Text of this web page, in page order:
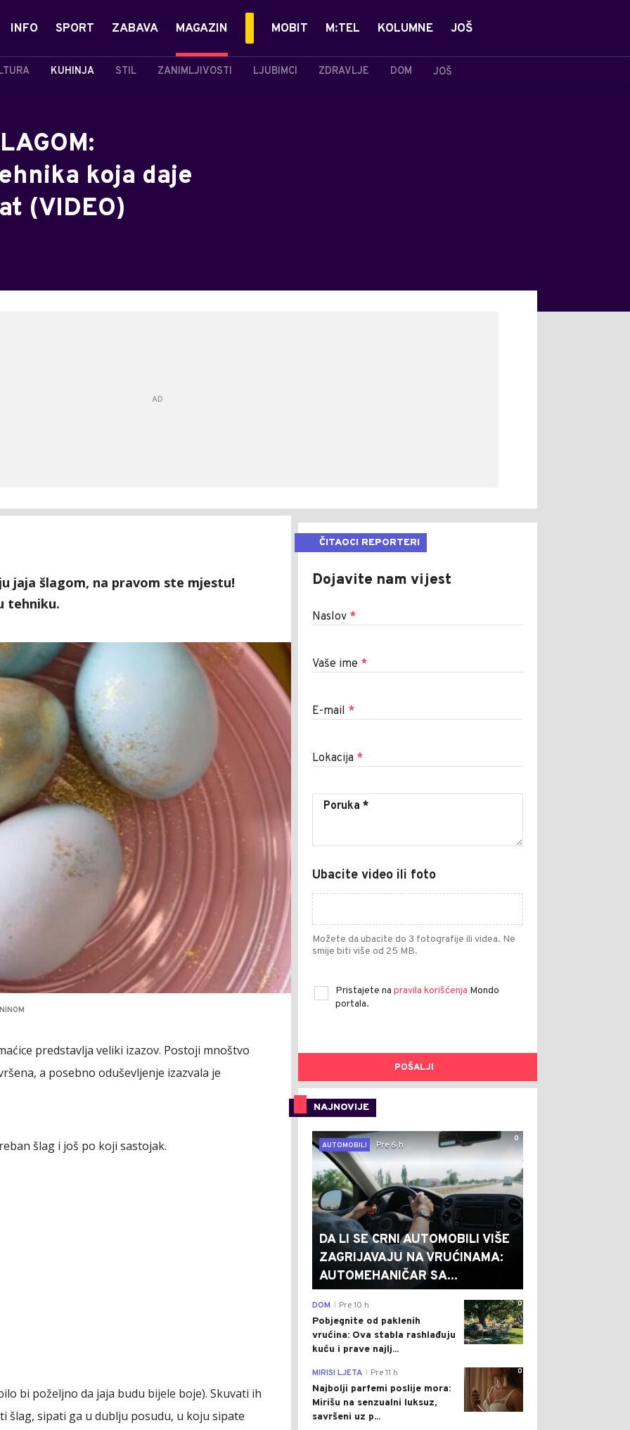
INFO SPORT ZABAVA MAGAZIN
KUHINJA STIL ZANIMLJIVOSTI LJUBIMCI ZDRAVLJE DOM JOŠ
MOBIT M:TEL KOLUMNE JOŠ
koja daje
(VIDEO)
jaja šlagom, na pravom ste mjestu!
tehniku.
predstavlja veliki izazov. Postoji mnoštvo
a posebno oduševljenje izazvala je
šlag i još po koji sastojak.
bi poželjno da jaja budu bijele boje). Skuvati ih
šlag, sipati ga u dublju posudu, u koju sipate
ČITAOCI REPORTERI
Dojavite nam vijest
Naslov *
Vaše ime *
E-mail *
Lokacija *
Ubacite video ili foto
Možete da ubacite do 3 fotografije ili videa. Ne
smije biti više od 25 MB.
Pristajete na pravila korišćenja Mondo
portala.
POŠALJI
NAJNOVIJE
0
AUTOMOBILI
Pre 6 h
DA LI SE CRNI AUTOMOBILI VIŠE
ZAGRIJAVAJU NA VRUĆINAMA:
AUTOMEHANIČAR SA...
0
DOM Pre 10 h
Pobjegnite od paklenih
vrućina: Ova stabla rashlađuju
kuću i prave najlj...
0
MIRISI LJETA Pre 11 h
Najbolji parfemi poslije mora:
Mirišu na senzualni luksuz,
savršeni uz p...